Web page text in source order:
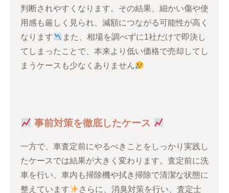
判断されやすくなります。その結果、細かい傷や使
用感も厳しく見られ、減額につながる可能性が高く
なります
また、相場を調べずに1社だけで即決し
てしまったことで、本来より低い価格で売却してし
まうケースも少なくありません
事前対策を徹底したケース
一方で、車査定前にやるべきことをしっかり実践し
たケースでは結果が大きく変わります。査定前に洗
車を行い、車内も掃除機や拭き掃除で清潔な状態に
整えています
さらに、消臭対策を行い、査定士